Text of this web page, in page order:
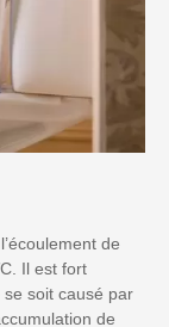
de
Il est fort
soit causé par
de